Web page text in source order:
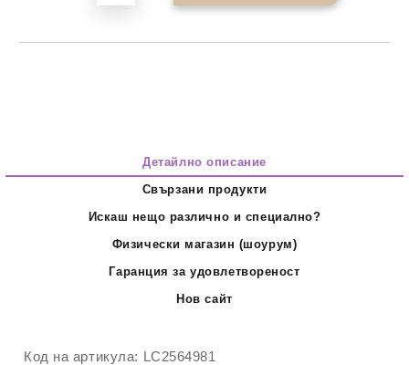
Детайлно описание
Свързани продукти
Искаш нещо различно и специално?
Физически магазин (шоурум)
Гаранция за удовлетвореност
Нов сайт
Код на артикула: LC2564981